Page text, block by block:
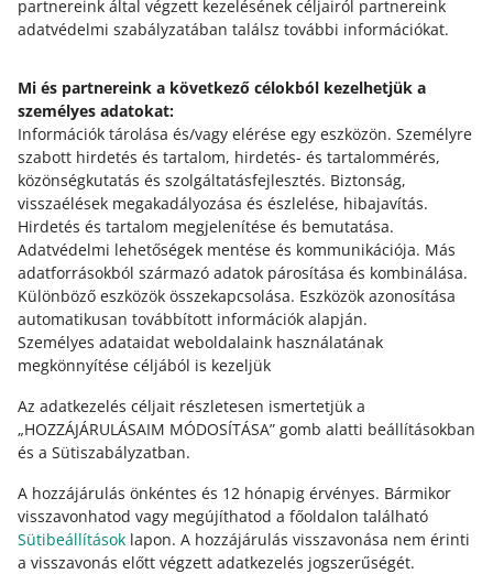
partnereink által végzett kezelésének céljairól partnereink
adatvédelmi szabályzatában találsz további információkat.
Mi és partnereink a következő célokból kezelhetjük a
személyes adatokat:
Információk tárolása és/vagy elérése egy eszközön. Személyre
szabott hirdetés és tartalom, hirdetés- és tartalommérés,
közönségkutatás és szolgáltatásfejlesztés. Biztonság,
visszaélések megakadályozása és észlelése, hibajavítás.
Hirdetés és tartalom megjelenítése és bemutatása.
Adatvédelmi lehetőségek mentése és kommunikációja. Más
adatforrásokból származó adatok párosítása és kombinálása.
Különböző eszközök összekapcsolása. Eszközök azonosítása
automatikusan továbbított információk alapján.
Személyes adataidat weboldalaink használatának
megkönnyítése céljából is kezeljük
Az adatkezelés céljait részletesen ismertetjük a
„HOZZÁJÁRULÁSAIM MÓDOSÍTÁSA” gomb alatti beállításokban
és a Sütiszabályzatban.
A hozzájárulás önkéntes és 12 hónapig érvényes. Bármikor
visszavonhatod vagy megújíthatod a főoldalon található
Sütibeállítások lapon. A hozzájárulás visszavonása nem érinti
a visszavonás előtt végzett adatkezelés jogszerűségét.
Ha a vevő aVásárlási előzményeklapon keresztül állt el a
szerződéstől, akkor nem kell elküldened a nyilatkozatát.
rendelkezneda vevő szerződéstől való elállás
nyilatkozatával, amennyiben ez volt az oka a vásárlástól
való elállásnak.
Segítségre van szükséged?
VEDD FEL VELÜNK A KAPCSOLATOT
Ez az oldal más nyelveken is elérhető.